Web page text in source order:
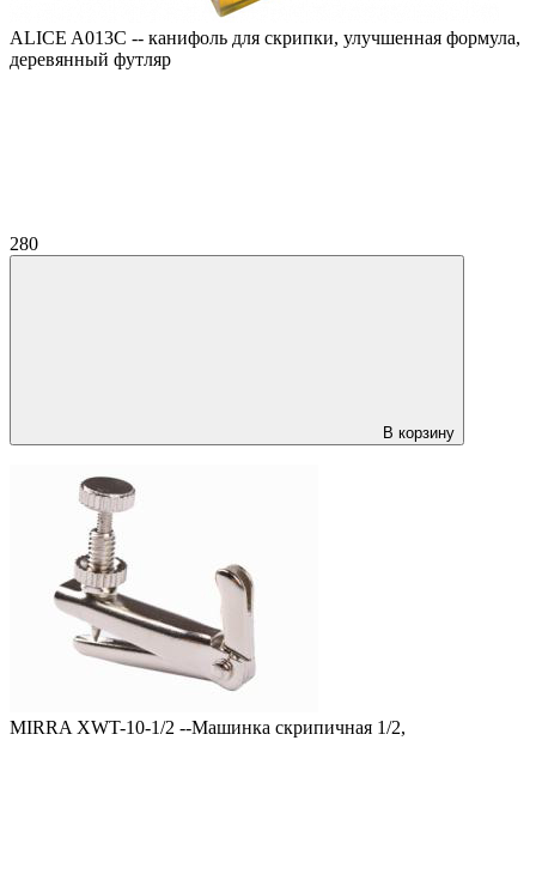
ALICE A013C -- канифоль для скрипки, улучшенная формула,
деревянный футляр
280
В корзину
MIRRA XWT-10-1/2 --Машинка скрипичная 1/2,